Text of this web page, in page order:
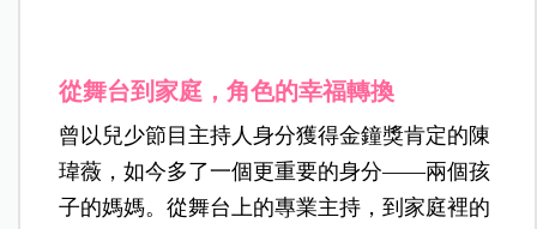
從舞台到家庭，角色的幸福轉換
曾以兒少節目主持人身分獲得金鐘獎肯定的陳
瑋薇，如今多了一個更重要的身分——兩個孩
子的媽媽。從舞台上的專業主持，到家庭裡的